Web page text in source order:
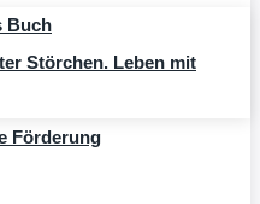
Buch
Störchen. Leben mit
Förderung